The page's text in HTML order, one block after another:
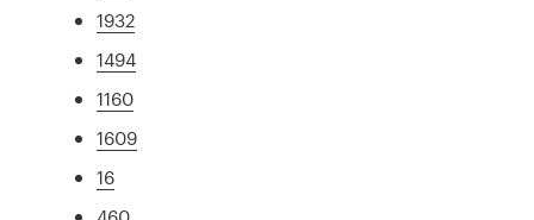
1932
1494
1160
1609
16